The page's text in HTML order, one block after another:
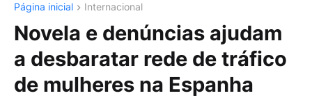
Página inicial Internacional
Novela e denúncias ajudam
a desbaratar rede de tráfico
de mulheres na Espanha